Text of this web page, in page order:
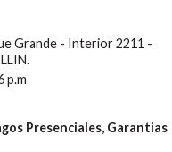
Grande - Interior 2211 -
p.m
Presenciales, Garantias